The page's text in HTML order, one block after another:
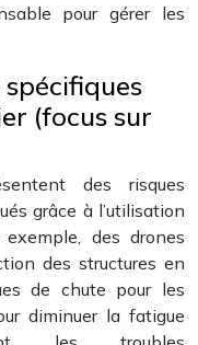
pour gérer les
(focus sur
des risques
grâce à l’utilisation
des drones
des structures en
de chute pour les
diminuer la fatigue